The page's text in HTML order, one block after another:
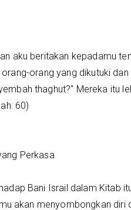
aku beritakan kepadamu
orang yang dikutuki
thaghut?" Mereka itu
60)
Perkasa
Bani Israil dalam Kitab
akan menyombongkan diri